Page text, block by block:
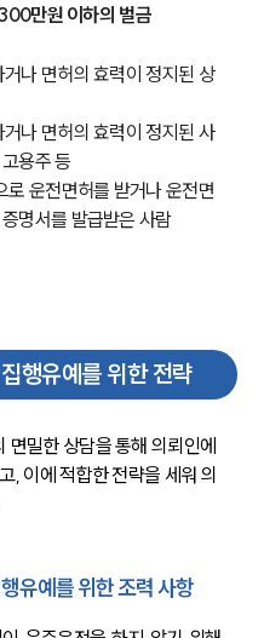
만원 이하의 벌금
나 면허의 효력이 정지된 상
나 면허의 효력이 정지된 사
용주 등
로 운전면허를 받거나 운전면
명서를 발급받은 사람
행유예를 위한 전략
밀한 상담을 통해 의뢰인에
, 이에 적합한 전략을 세워 의
유예를 위한 조력 사항